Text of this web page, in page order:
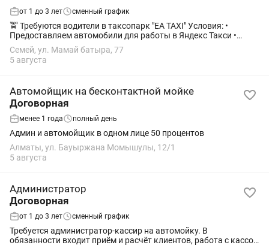
от 1 до 3 лет сменный график
🚖 Требуются водители в таксопарк "EA TAXI" Условия: •
Предоставляем автомобили для работы в Яндекс Такси •
Доход 50/50 (от 13 000 - 25 000 тг) • График 5/2 и 6/1 ночь ( с
22:00-10:00 ) •...
Семей, ул. Мамай батыра, 77
5 августа
Автомойщик на бесконтактной мойке
Договорная
менее 1 года полный день
Админ и автомойщик в одном лице 50 процентов
Алматы, ул. Бауыржана Момышулы, 12/1
5 августа
Администратор
Договорная
от 1 до 3 лет сменный график
Требуется администратор-кассир на автомойку. В
обязанности входит приём и расчёт клиентов, работа с кассой